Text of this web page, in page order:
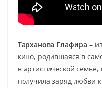
Тарханова Глафира –
кино, родившаяся в
в артистической семье,
получила заряд любви к